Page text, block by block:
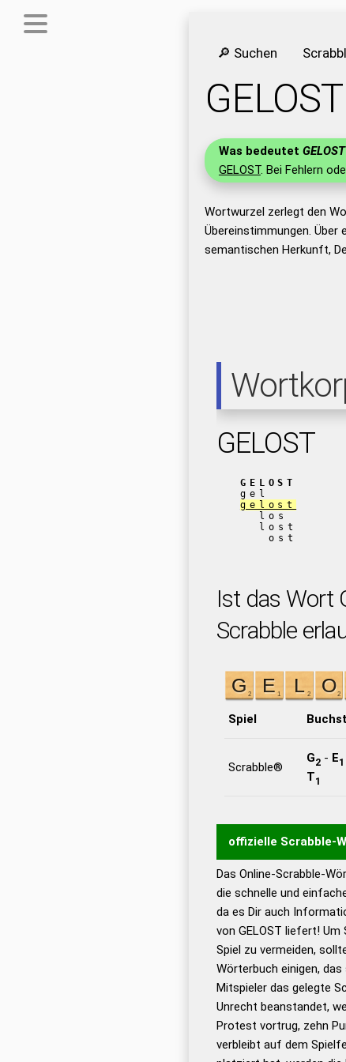
🔎 Suchen
GELOST
Was bedeutet GELOST
GELOST. Bei Fehlern
Wortwurzel zerlegt den
Übereinstimmungen.
semantischen Herkunft,
GELOST
GELOST
gel
gelost
los
lost
ost
Ist das Wort
Scrabble
Spiel
Scrabble®
G2- E1
T1
offizielle Scrabble-
Wortwurzel liefert
Wortanalyse-
Wortbedeutung,
Gültigkeit eines
bestimmen!
Wörterbücher sind:
Das Online-Scrabble-
die schnelle und
da es Dir auch
von GELOST liefert!
Spiel zu vermeiden,
Wörterbuch einigen,
Mitspieler das gelegte
Unrecht beanstandet,
Protest vortrug, zehn
verbleibt auf dem